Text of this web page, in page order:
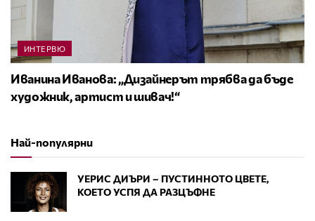
ИНТЕРВЮ
Иванина Иванова: „Дизайнерът трябва да бъде
художник, артист и шивач!“
Най-популярни
УЕРИС ДИЪРИ – ПУСТИННОТО ЦВЕТЕ,
КОЕТО УСПЯ ДА РАЗЦЪФНЕ